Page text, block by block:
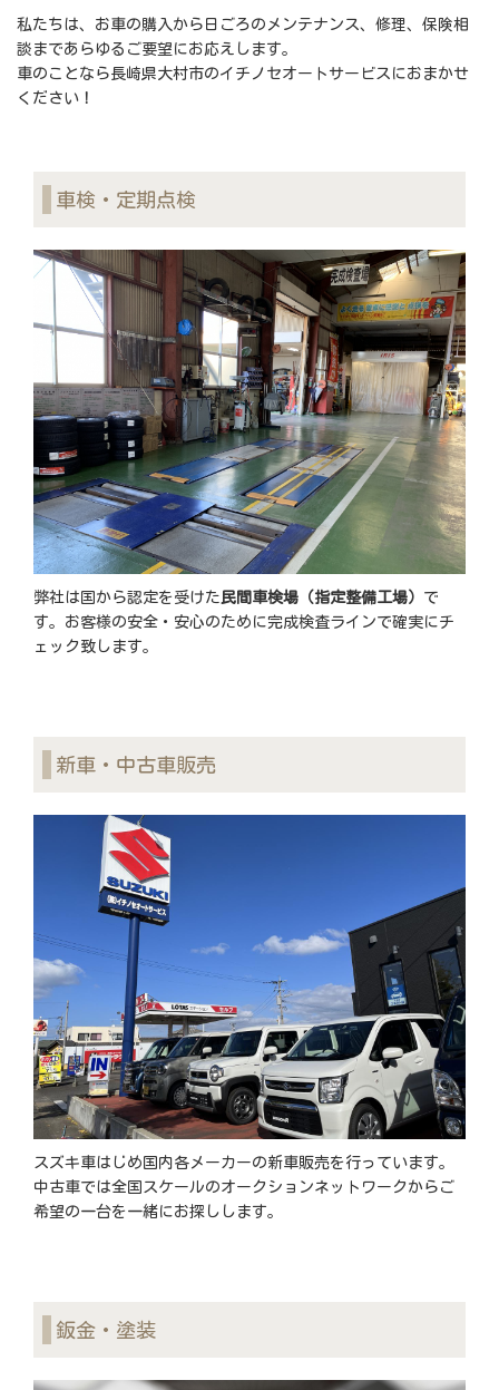
私たちは、お車の購入から日ごろのメンテナンス、修理、保険相
談まであらゆるご要望にお応えします。
車のことなら長崎県大村市のイチノセオートサービスにおまかせ
ください！
車検・定期点検
弊社は国から認定を受けた 民間車検場（指定整備工場） で
す。お客様の安全・安心のために完成検査ラインで確実にチ
ェック致します。
新車・中古車販売
スズキ車はじめ国内各メーカーの新車販売を行っています。
中古車では全国スケールのオークションネットワークからご
希望の一台を一緒にお探しします。
鈑金・塗装